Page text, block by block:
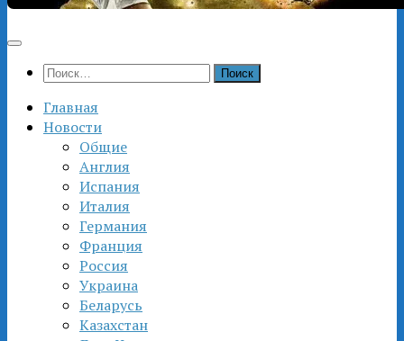
Найти:
Главная
Новости
Общие
Англия
Испания
Италия
Германия
Франция
Россия
Украина
Беларусь
Казахстан